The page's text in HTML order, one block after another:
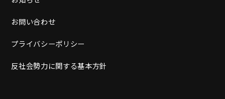
お問い合わせ
プライバシーポリシー
反社会勢力に関する基本方針